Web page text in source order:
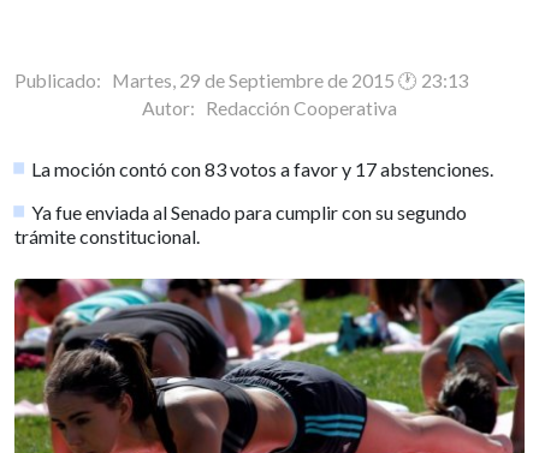
Publicado: Martes, 29 de Septiembre de 2015 🕐 23:13
Autor: Redacción Cooperativa
La moción contó con 83 votos a favor y 17 abstenciones.
Ya fue enviada al Senado para cumplir con su segundo
trámite constitucional.